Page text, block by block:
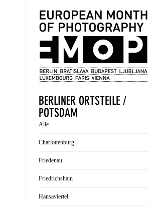
BERLINER ORTSTEILE /
POTSDAM
Alle
Charlottenburg
Friedenau
Friedrichshain
Hansaviertel